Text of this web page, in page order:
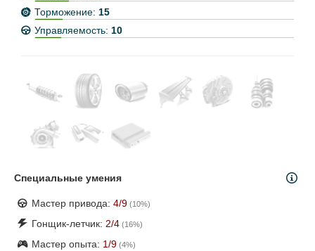
Торможение: 15
Управляемость: 10
Специальные умения
Мастер привода: 4/9 (10%)
Гонщик-летчик: 2/4 (16%)
Мастер опыта: 1/9 (4%)